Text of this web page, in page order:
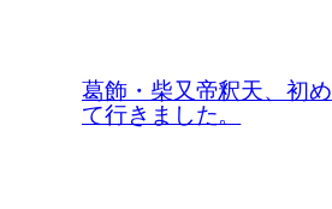
葛飾・柴又帝釈天、初め
て行きました。